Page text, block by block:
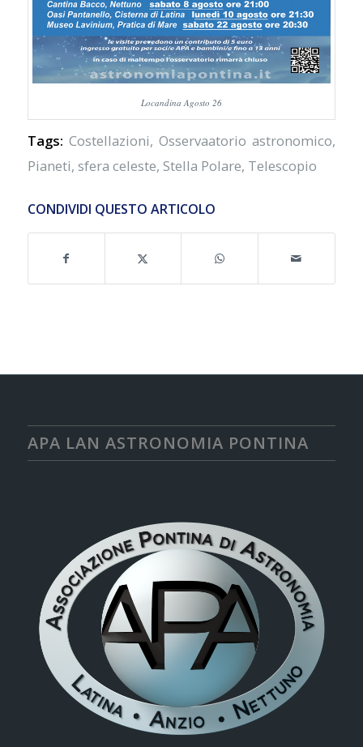
Locandina Agosto 26
Tags: Costellazioni,Osservaatorio astronomico,
Pianeti, sfera celeste, Stella Polare, Telescopio
CONDIVIDI QUESTO ARTICOLO
APA LAN ASTRONOMIA PONTINA